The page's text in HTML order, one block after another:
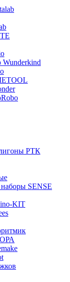
Wunderkind
РТК
SENSE
KIT